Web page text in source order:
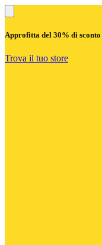
Approfitta del 30% di sconto
Trova il tuo store